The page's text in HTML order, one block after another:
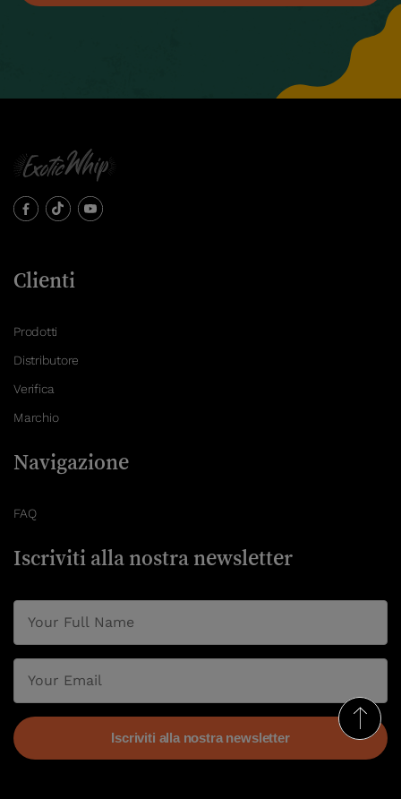
Clienti
Prodotti
Distributore
Verifica
Marchio
Navigazione
FAQ
Iscriviti alla nostra newsletter